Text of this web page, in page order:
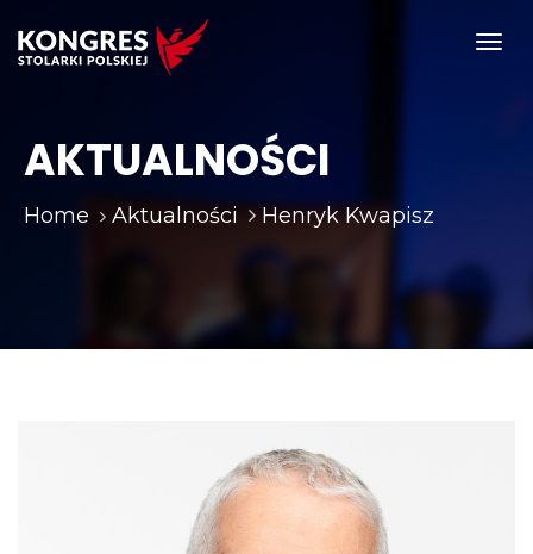
AKTUALNOŚCI
Home Aktualności Henryk Kwapisz